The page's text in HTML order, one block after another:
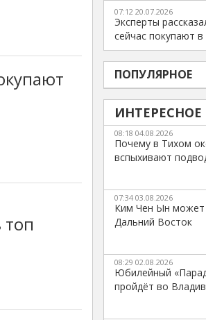
07:12 20.07.2026
Эксперты
сейчас покупают
ПОПУЛЯРНОЕ
ИНТЕРЕСНОЕ
08:18 04.08.2026
Почему в Тихом
вспыхивают
07:34 03.08.2026
Ким Чен Ын может
Дальний Восток
08:29 02.08.2026
Юбилейный
пройдёт во